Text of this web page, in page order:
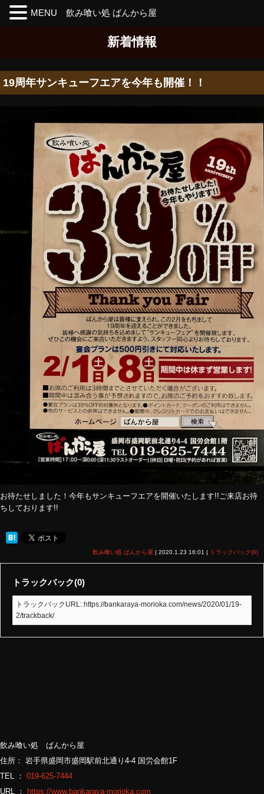
to
新着情報
19周年サンキューフエアを今年も開催！！
お待たせしました！今年もサンキューフエアを開催いたします!!ご来店お待
ちしております!!
飲み喰い処 ばんから屋 2020.1.23 16:01 トラックバック(0)
トラックバック(0)
トラックバックURL: https://bankaraya-morioka.com/news/2020/01/19-
2/trackback/
飲み喰い処 ばんから屋
住所： 岩手県盛岡市盛岡駅前北通り4-4 国労会館1F
TEL ： 019-625-7444
URL ：
https://www.bankaraya-morioka.com
MENU 飲み喰い処 ばんから屋